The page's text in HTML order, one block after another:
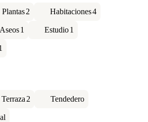
Plantas2 Habitaciones4
Aseos1 Estudio1
Terraza 2 Tendedero